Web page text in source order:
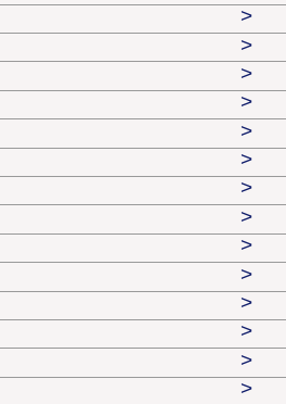
>
>
>
>
>
>
>
>
>
>
>
>
>
>